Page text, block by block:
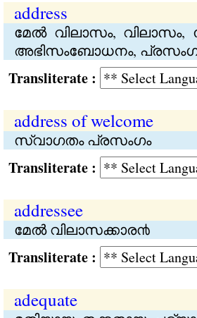
address
മേൽ വിലാസം, വിലാസം,
അഭിസംബോധനം,
:
address of welcome
സ്വാഗതം പ്രസംഗം
:
addressee
മേൽ വിലാസക്കാര൯
:
adequate